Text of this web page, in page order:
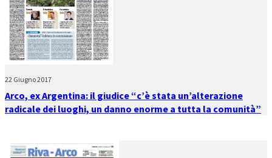
22 Giugno 2017
Arco, ex Argentina: il giudice “c’è stata un’alterazione
radicale dei luoghi, un danno enorme a tutta la comunità”